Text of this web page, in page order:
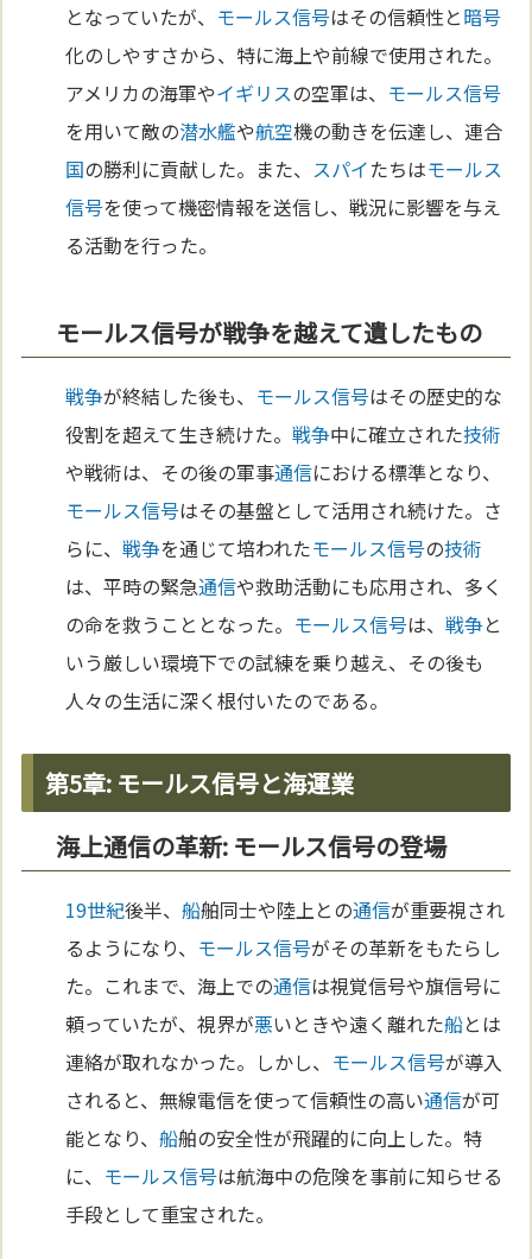
となっていたが、 モールス信号はその信頼性と暗号
化のしやすさから、特に海上や前線で使用された。
アメリカの海軍やイギリスの空軍は、 モールス信号
を用いて敵の潜水艦や航空機の動きを伝達し、連合
国の勝利に貢献した。また、 スパイたちはモールス
信号を使って機密情報を送信し、戦況に影響を与え
る活動を行った。
モールス信号が戦争を越えて遺したもの
戦争が終結した後も、 モールス信号はその歴史的な
役割を超えて生き続けた。戦争中に確立された技術
や戦術は、その後の軍事通信における標準となり、
モールス信号はその基盤として活用され続けた。さ
らに、戦争を通じて培われたモールス信号の技術
は、平時の緊急通信や救助活動にも応用され、多く
の命を救うこととなった。 モールス信号は、戦争と
いう厳しい環境下での試練を乗り越え、その後も
人々の生活に深く根付いたのである。
第5章: モールス信号と海運業
海上通信の革新: モールス信号の登場
19世紀後半、船舶同士や陸上との通信が重要視され
るようになり、 モールス信号がその革新をもたらし
た。これまで、海上での通信は視覚信号や旗信号に
頼っていたが、視界が悪いときや遠く離れた船とは
連絡が取れなかった。しかし、 モールス信号が導入
されると、無線電信を使って信頼性の高い通信が可
能となり、船舶の安全性が飛躍的に向上した。特
に、 モールス信号は航海中の危険を事前に知らせる
手段として重宝された。